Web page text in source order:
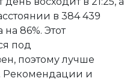
в 384 439
86%. Этот
под
поэтому лучше
Рекомендации и